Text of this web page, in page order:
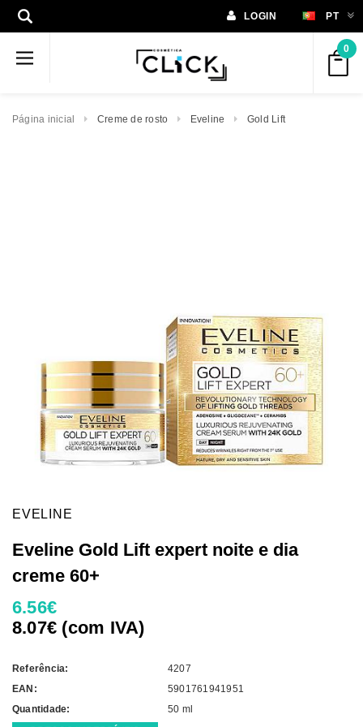
LOGIN PT
0
Página inicial Creme de rosto Eveline Gold Lift
EVELINE
Eveline Gold Lift expert noite e dia
creme 60+
6.56€
8.07€ (com IVA)
Referência:
4207
EAN:
5901761941951
Quantidade:
50 ml